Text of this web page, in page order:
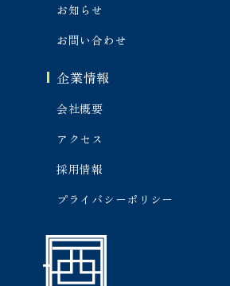
お知らせ
お問い合わせ
企業情報
会社概要
アクセス
採用情報
プライバシーポリシー